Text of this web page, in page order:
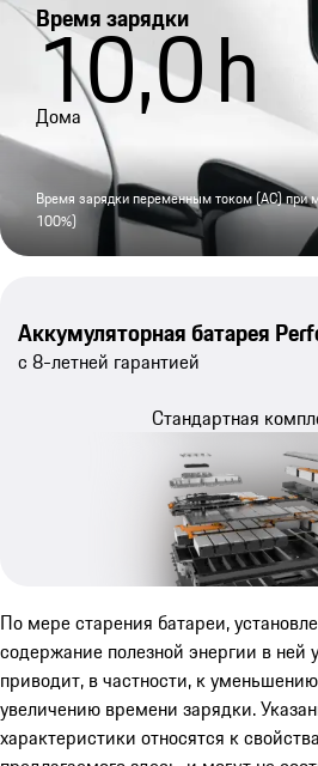
Время зарядки
10,0h
Дома
Время зарядки переменным током (AC) при
100%)
Аккумуляторная батарея
с 8-летней гарантией
Стандартная
По мере старения батареи,
содержание полезной энергии в ней
приводит, в частности, к
увеличению времени зарядки.
характеристики относятся к